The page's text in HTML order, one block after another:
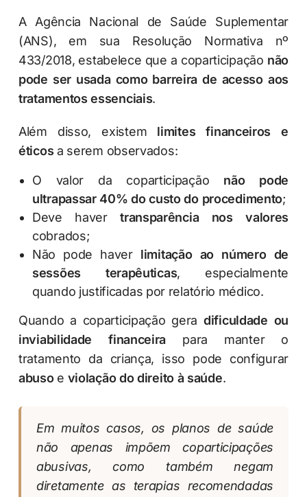
A Agência Nacional de Saúde Suplementar
(ANS), em sua Resolução Normativa nº
433/2018, estabelece que a coparticipação não
pode ser usada como barreira de acesso aos
tratamentos essenciais.
Além disso, existem limites financeiros e
éticos a serem observados:
O valor da coparticipação não pode
ultrapassar 40% do custo do procedimento;
Deve havertransparência nos valores
cobrados;
Não pode haver limitação ao número de
sessões terapêuticas, especialmente
quando justificadas por relatório médico.
Quando a coparticipação gera dificuldade ou
inviabilidade financeira para manter o
tratamento da criança, isso pode configurar
abusoe violação do direito à saúde.
Em muitos casos, os planos de saúde
não apenas impõem coparticipações
abusivas, como também negam
diretamente as terapias recomendadas